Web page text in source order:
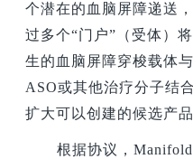
个潜在的血脑屏障递送
过多个“门户”（受体）
生的血脑屏障穿梭载体
ASO或其他治疗分子结
扩大可以创建的候选产
根据协议，